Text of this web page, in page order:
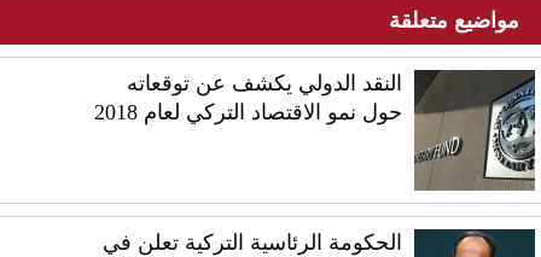
مواضيع متعلقة
النقد الدولي يكشف عن توقعاته
حول نمو الاقتصاد التركي لعام 2018
الحكومة الرئاسية التركية تعلن في